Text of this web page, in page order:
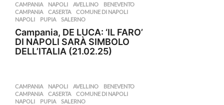
CAMPANIA ,NAPOLI AVELLINO ,BENEVENTO
CAMPANIA
,CASERTA ,COMUNE DI NAPOLI
NAPOLI
,PUPIA ,SALERNO
Campania, DE LUCA: ‘IL FARO’
DI NAPOLI SARÀ SIMBOLO
DELL’ITALIA (21.02.25)
CAMPANIA ,NAPOLI AVELLINO ,BENEVENTO
CAMPANIA
,CASERTA ,COMUNE DI NAPOLI
NAPOLI
,PUPIA ,SALERNO